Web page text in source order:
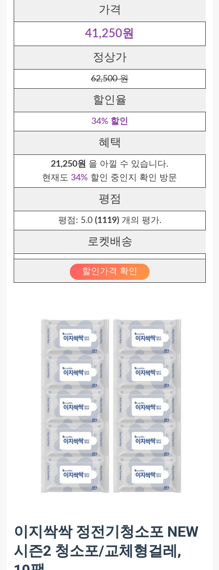
가격
41,250원
정상가
62,500 원
할인율
34% 할인
혜택
21,250원 을 아낄 수 있습니다.
현재도 34% 할인 중인지 확인 방문
평점
평점: 5.0 (1119)개의 평가.
로켓배송
할인가격 확인
이지싹싹 정전기청소포 NEW
시즌2 청소포/교체형걸레,